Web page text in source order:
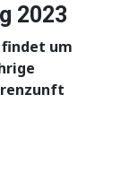
2023
findet um